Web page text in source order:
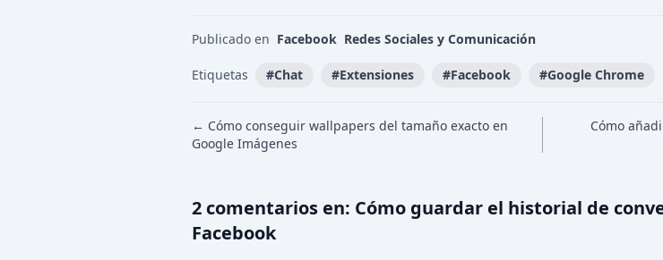
Publicado en Facebook Redes Sociales y Comunicación
Etiquetas #Chat #Extensiones #Facebook #Google Chrome
← Cómo conseguir wallpapers del tamaño exacto en
Google Imágenes
Cómo
2 comentarios en: Cómo guardar el historial de
Facebook